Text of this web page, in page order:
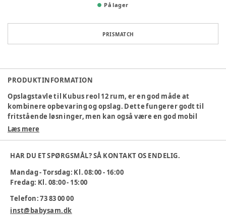
På lager
PRISMATCH
PRODUKTINFORMATION
Opslagstavle til Kubus reol 12 rum, er en god måde at
kombinere opbevaring og opslag. Dette fungerer godt til
fritstående løsninger, men kan også være en god mobil
løsning til at tage frem til brug efter behov.
Findes også til:
6 rum (237482)
Varenummer:237497
Læs mere
HAR DU ET SPØRGSMÅL? SÅ KONTAKT OS ENDELIG.
Mandag - Torsdag: Kl. 08:00 - 16:00
Fredag: Kl. 08:00 - 15:00
Telefon: 73 83 00 00
inst@babysam.dk